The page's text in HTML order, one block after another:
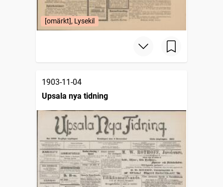
[omärkt], Lysekil
1903-11-04
Upsala nya tidning